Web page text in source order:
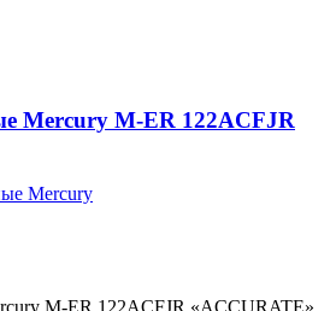
Mercury M-ER 122АCFJR
Mercury
M-ER 122ACFJR «ACCURATE»